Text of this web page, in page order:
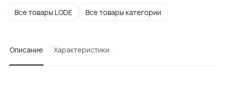
Все товары LODE Все товары категории
Описание Характеристики